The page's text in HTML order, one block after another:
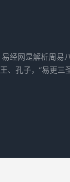
易经网是解析周易
王、孔子，“易更三